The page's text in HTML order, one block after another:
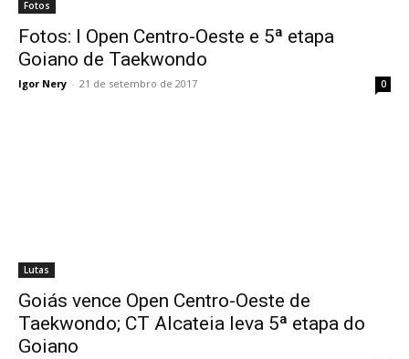
Fotos
Fotos: I Open Centro-Oeste e 5ª etapa
Goiano de Taekwondo
Igor Nery - 21 de setembro de 2017 0
Lutas
Goiás vence Open Centro-Oeste de
Taekwondo; CT Alcateia leva 5ª etapa do
Goiano